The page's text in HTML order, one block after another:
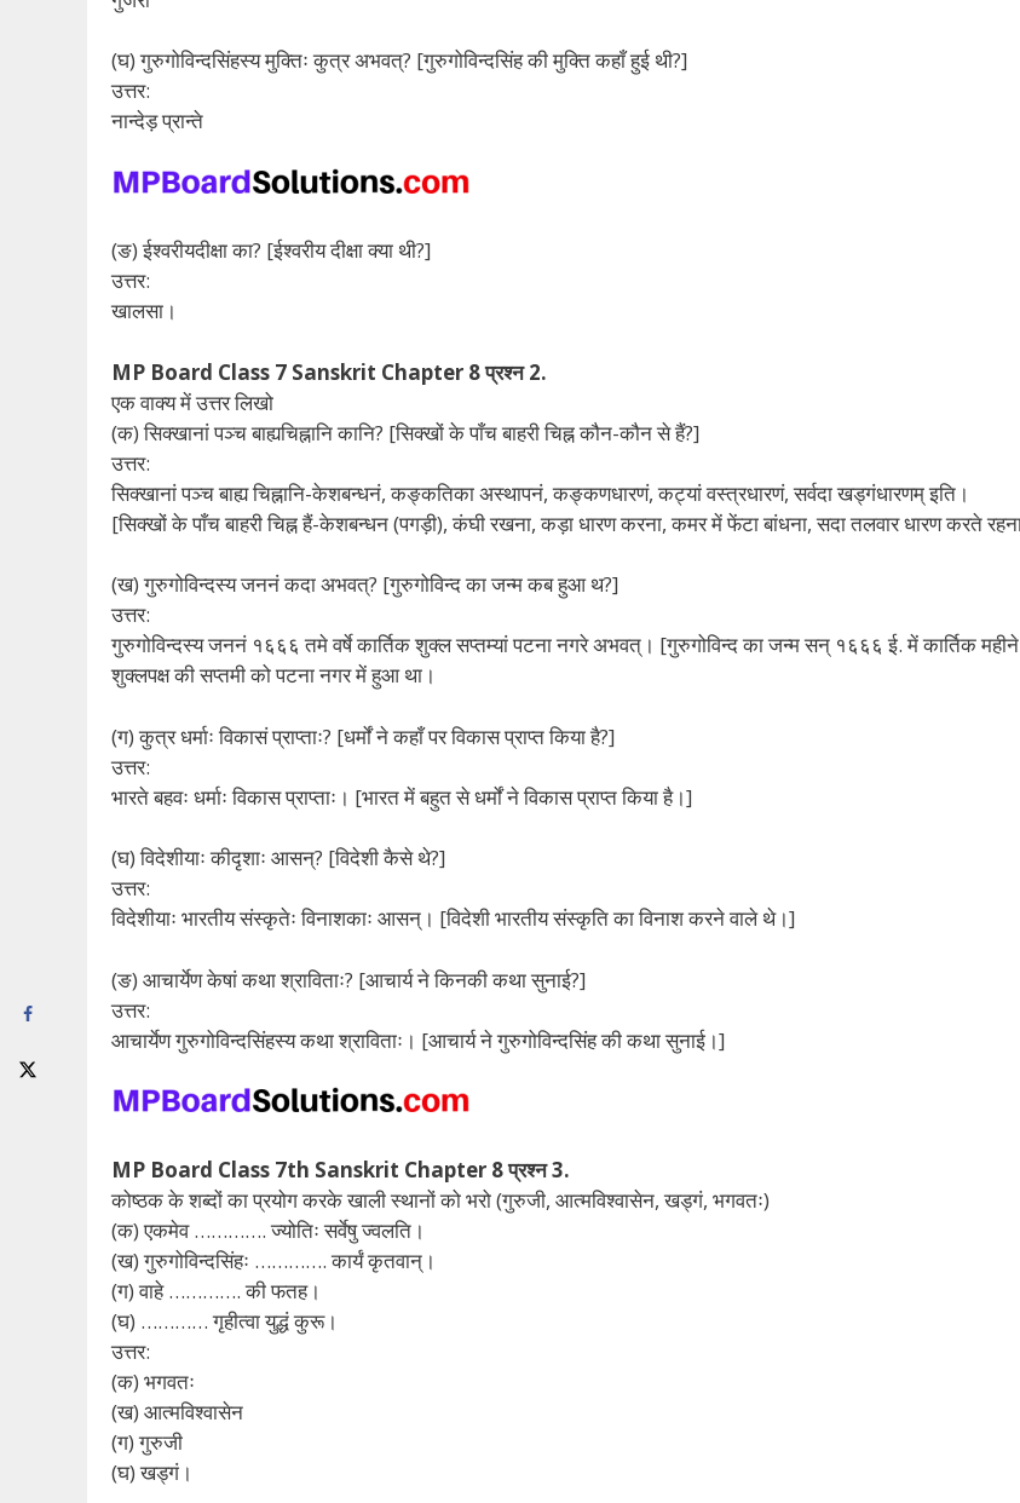
(घ) गुरुगोविन्दसिंहस्य मुक्तिः कुत्र अभवत्? [गुरुगोविन्दसिंह की मुक्ति कहाँ हुई थी?]
उत्तर:
नान्देड़ प्रान्ते
(ङ) ईश्वरीयदीक्षा का? [ईश्वरीय दीक्षा क्या थी?]
उत्तर:
खालसा।
MP Board Class 7 Sanskrit Chapter 8 प्रश्न 2.
एक वाक्य में उत्तर लिखो
(क) सिक्खानां पञ्च बाह्यचिह्नानि कानि? [सिक्खों के पाँच बाहरी चिह्न कौन-कौन से हैं?]
उत्तर:
सिक्खानां पञ्च बाह्य चिह्नानि-केशबन्धनं, कङ्कतिका अस्थापनं, कङ्कणधारणं, कट्यां वस्त्रधारणं, सर्वदा खड्गंधारणम् इति।
[सिक्खों के पाँच बाहरी चिह्न हैं-केशबन्धन (पगड़ी), कंघी रखना, कड़ा धारण करना, कमर में फेंटा बांधना, सदा तलवार धारण करते
(ख) गुरुगोविन्दस्य जननं कदा अभवत्? [गुरुगोविन्द का जन्म कब हुआ थ?]
उत्तर:
गुरुगोविन्दस्य जननं १६६६ तमे वर्षे कार्तिक शुक्ल सप्तम्यां पटना नगरे अभवत्। [गुरुगोविन्द का जन्म सन् १६६६ ई. में कार्तिक
शुक्लपक्ष की सप्तमी को पटना नगर में हुआ था।
(ग) कुत्र धर्माः विकासं प्राप्ताः? [धर्मों ने कहाँ पर विकास प्राप्त किया है?]
उत्तर:
भारते बहवः धर्माः विकास प्राप्ताः। [भारत में बहुत से धर्मों ने विकास प्राप्त किया है।]
(घ) विदेशीयाः कीदृशाः आसन्? [विदेशी कैसे थे?]
उत्तर:
विदेशीयाः भारतीय संस्कृतेः विनाशकाः आसन्। [विदेशी भारतीय संस्कृति का विनाश करने वाले थे।]
(ङ) आचार्येण केषां कथा श्राविताः? [आचार्य ने किनकी कथा सुनाई?]
उत्तर:
आचार्येण गुरुगोविन्दसिंहस्य कथा श्राविताः। [आचार्य ने गुरुगोविन्दसिंह की कथा सुनाई।]
MP Board Class 7th Sanskrit Chapter 8 प्रश्न 3.
कोष्ठक के शब्दों का प्रयोग करके खाली स्थानों को भरो (गुरुजी, आत्मविश्वासेन, खड्गं, भगवतः)
(क) एकमेव …………. ज्योतिः सर्वेषु ज्वलति।
(ख) गुरुगोविन्दसिंहः …………. कार्यं कृतवान्।
(ग) वाहे …………. की फतह।
(घ) ………… गृहीत्वा युद्धं कुरू।
उत्तर:
(क) भगवतः
(ख) आत्मविश्वासेन
(ग) गुरुजी
(घ) खड्गं।